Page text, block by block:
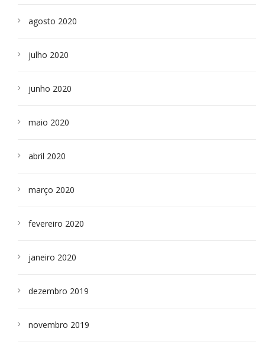
agosto 2020
julho 2020
junho 2020
maio 2020
abril 2020
março 2020
fevereiro 2020
janeiro 2020
dezembro 2019
novembro 2019